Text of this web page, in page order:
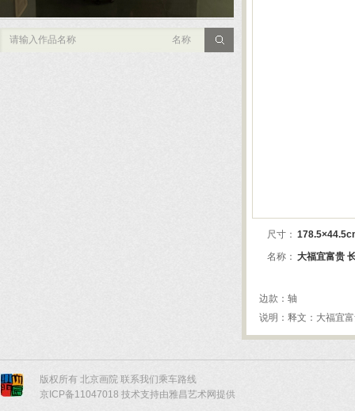
版权所有 北京画院 联系我们乘车路线
京ICP备11047018 技术支持由雅昌艺术网提供